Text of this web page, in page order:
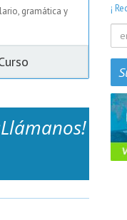
gramática y
¡